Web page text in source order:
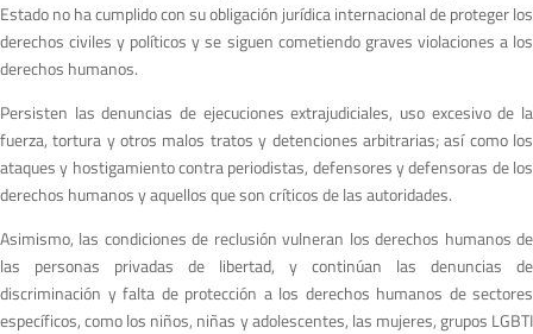
Estado no ha cumplido con su obligación jurídica internacional de proteger los
derechos civiles y políticos y se siguen cometiendo graves violaciones a los
derechos humanos.
Persisten las denuncias de ejecuciones extrajudiciales, uso excesivo de la
fuerza, tortura y otros malos tratos y detenciones arbitrarias; así como los
ataques y hostigamiento contra periodistas, defensores y defensoras de los
derechos humanos y aquellos que son críticos de las autoridades.
Asimismo, las condiciones de reclusión vulneran los derechos humanos de
las personas privadas de libertad, y continúan las denuncias de
discriminación y falta de protección a los derechos humanos de sectores
específicos, como los niños, niñas y adolescentes, las mujeres, grupos LGBTI